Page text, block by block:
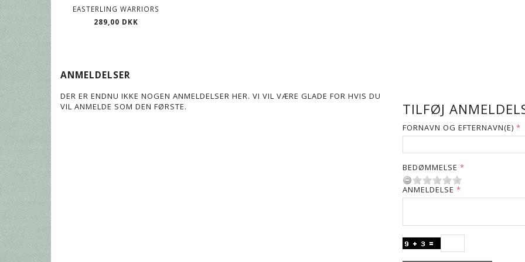
EASTERLING WARRIORS
289,00 DKK
ANMELDELSER
DER ER ENDNU IKKE NOGEN ANMELDELSER HER. VI VIL VÆRE GLADE FOR HVIS DU
VIL ANMELDE SOM DEN FØRSTE.
TILFØJ
FORNAVN OG EFTERNAVN(E)
BEDØMMELSE
ANMELDELSE